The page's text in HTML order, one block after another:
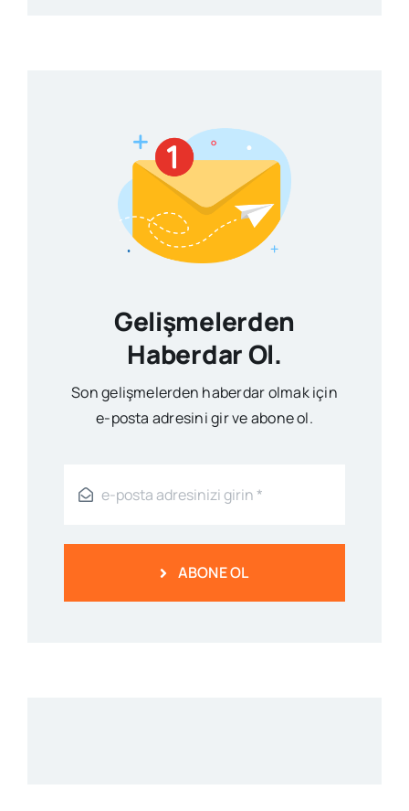
Gelişmelerden
Haberdar Ol.
Son gelişmelerden haberdar olmak için
e-posta adresini gir ve abone ol.
ABONE OL